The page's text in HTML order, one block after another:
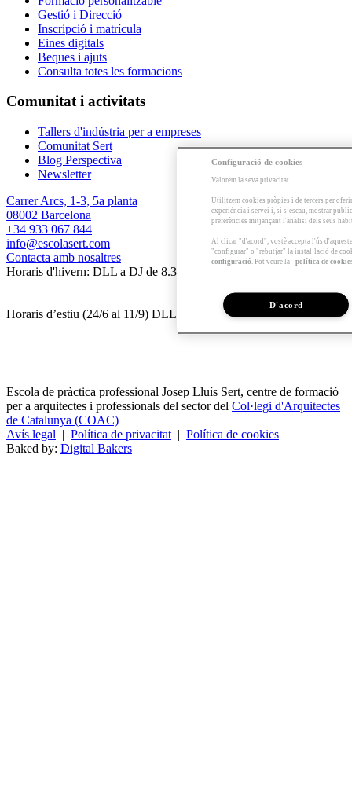
Gestió i Direcció
Inscripció i matrícula
Eines digitals
Beques i ajuts
Consulta totes les formacions
Comunitat i activitats
Tallers d'indústria per a empreses
Comunitat Sert
Blog Perspectiva
Newsletter
Carrer Arcs, 1-3, 5a planta
08002 Barcelona
+34 933 067 844
info@escolasert.com
Contacta amb nosaltres
Horaris d'hivern: DLL a DJ de 8.30 a 16.30 h / DV de 8.30 a 14 h.
Horaris d’estiu (24/6 al 11/9) DLL a DV de 8.30 a 14 h.
Escola de pràctica professional Josep Lluís Sert, centre de formació
per a arquitectes i professionals del sector del Col·legi d'Arquitectes
de Catalunya (COAC)
Avís legal | Política de privacitat | Política de cookies
Baked by: Digital Bakers
Configuració de cookies
Valorem la seva privacitat
Utilitzem cookies pròpies i de tercers per
experiència i servei i, si s’escau, mostrar
preferències mitjançant l'anàlisi dels seus
Al clicar "d'acord", vostè accepta l'ús
"configurar" o "rebutjar" la instal·lació de
configuració . Pot veure la política de
D'acord